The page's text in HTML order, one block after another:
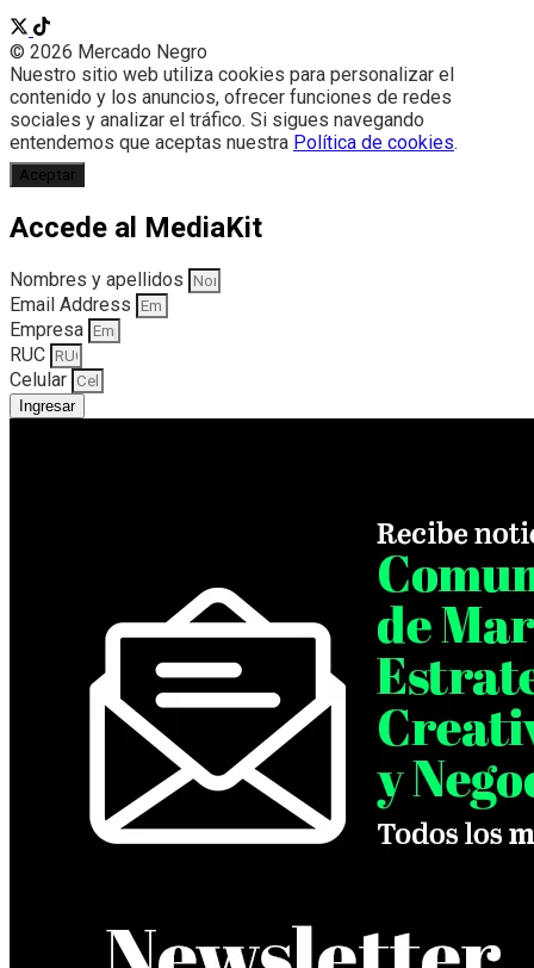
© 2026 Mercado Negro
Nuestro sitio web utiliza cookies para personalizar el
contenido y los anuncios, ofrecer funciones de redes
sociales y analizar el tráfico. Si sigues navegando
entendemos que aceptas nuestra Política de cookies.
Aceptar
Accede al MediaKit
Nombres y apellidos
Email Address
Empresa
RUC
Celular
Ingresar